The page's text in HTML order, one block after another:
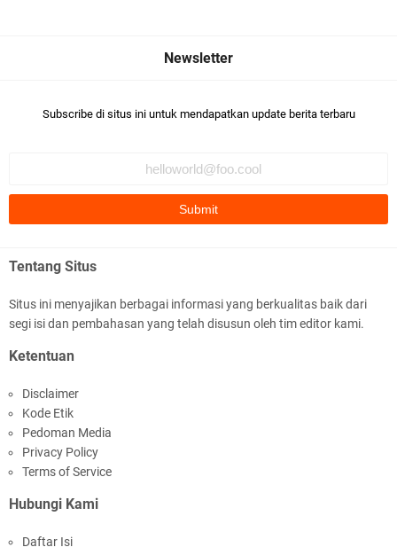
Subscribe di situs ini untuk mendapatkan update berita terbaru
Tentang Situs
Situs ini menyajikan berbagai informasi yang berkualitas baik dari
segi isi dan pembahasan yang telah disusun oleh tim editor kami.
Ketentuan
Disclaimer
Kode Etik
Pedoman Media
Privacy Policy
Terms of Service
Hubungi Kami
Daftar Isi